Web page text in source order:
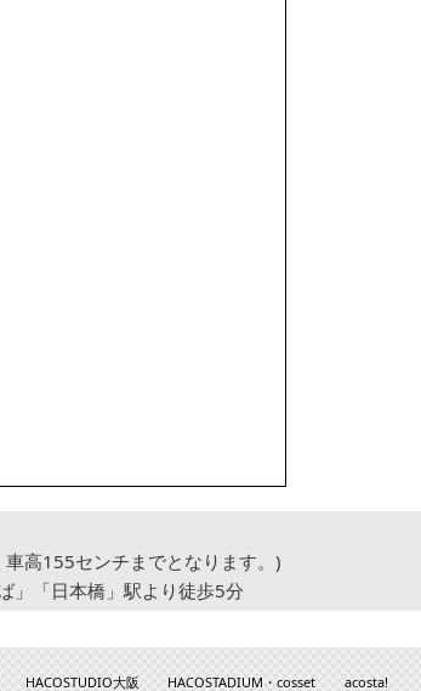
高155センチまでとなります。)
」「日本橋」駅より徒歩5分
HACOSTUDIO大阪 HACOSTADIUM・cosset acosta!